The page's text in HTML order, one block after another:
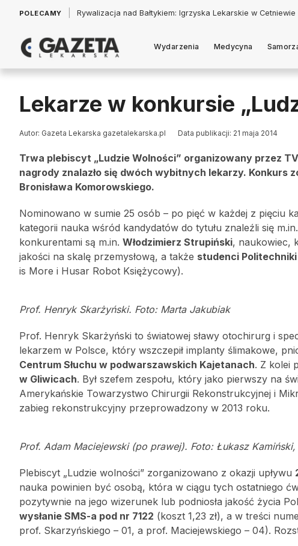
POLECAMY Łukasz Jankowski: Politycy w pogoni za króliczkiem
Wydarzenia Medycyna
Lekarze w konkursie
Autor: Gazeta Lekarska gazetalekarska.pl Data publikacji: 21 maja 2014
Trwa plebiscyt „Ludzie Wolności” organizowany przez
nagrody znalazło się dwóch wybitnych lekarzy. Konkurs
Bronisława Komorowskiego.
Nominowano w sumie 25 osób – po pięć w każdej z pięciu
kategorii nauka wśród kandydatów do tytułu znaleźli się
konkurentami są m.in. Włodzimierz Strupiński, naukowiec,
jakości na skalę przemysłową, a także studenci
is More i Husar Robot Księżycowy).
Prof. Henryk Skarżyński. Foto: Marta Jakubiak
Prof. Henryk Skarżyński to światowej sławy otochirurg i
lekarzem w Polsce, który wszczepił implanty ślimakowe,
Centrum Słuchu w podwarszawskich Kajetanach. Z kolei
w Gliwicach. Był szefem zespołu, który jako pierwszy na
Amerykańskie Towarzystwo Chirurgii Rekonstrukcyjnej i
zabieg rekonstrukcyjny przeprowadzony w 2013 roku.
Prof. Adam Maciejewski (po prawej). Foto: Łukasz Kamiński,
Plebiscyt „Ludzie wolności” zorganizowano z okazji upływu
nauka powinien być osobą, która w ciągu tych ostatniego
pozytywnie na jego wizerunek lub podniosła jakość życia
wysłanie SMS-a pod nr 7122 (koszt 1,23 zł), a w treści
prof. Skarzyńskiego – 01, a prof. Maciejewskiego – 04).